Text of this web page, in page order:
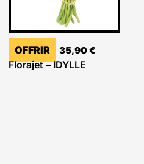
OFFRIR 35,90€
Florajet – IDYLLE